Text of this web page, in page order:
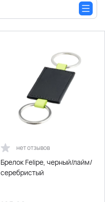
нет отзывов
Брелок Felipe, черный/лайм/
серебристый